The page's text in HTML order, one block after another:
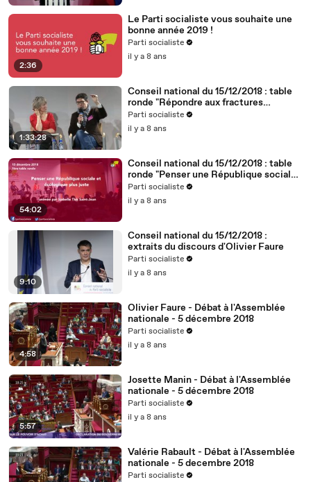
2:36
Le Parti socialiste vous souhaite une
bonne année 2019 !
Parti socialiste
il y a 8 ans
1:33:28
Conseil national du 15/12/2018 : table
ronde "Répondre aux fractures
territoriales, républicaines et
démocratiques"
Parti socialiste
il y a 8 ans
54:02
Conseil national du 15/12/2018 : table
ronde "Penser une République sociale
et écologique plus juste"
Parti socialiste
il y a 8 ans
9:10
Conseil national du 15/12/2018 :
extraits du discours d'Olivier Faure
Parti socialiste
il y a 8 ans
4:58
Olivier Faure - Débat à l'Assemblée
nationale - 5 décembre 2018
Parti socialiste
il y a 8 ans
5:57
Josette Manin - Débat à l'Assemblée
nationale - 5 décembre 2018
Parti socialiste
il y a 8 ans
Valérie Rabault - Débat à l'Assemblée
nationale - 5 decembre 2018
Parti socialiste